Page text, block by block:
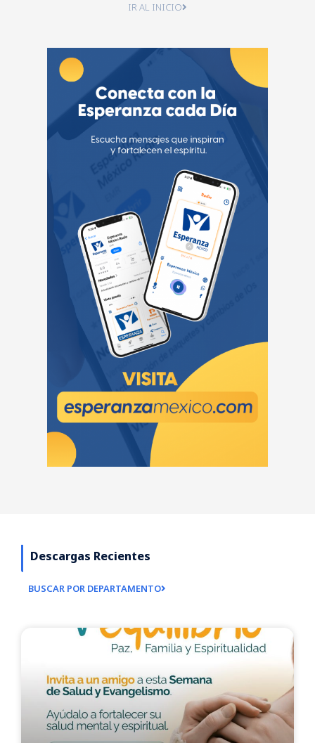
IR AL INICIO
Descargas Recientes
BUSCAR POR DEPARTAMENTO